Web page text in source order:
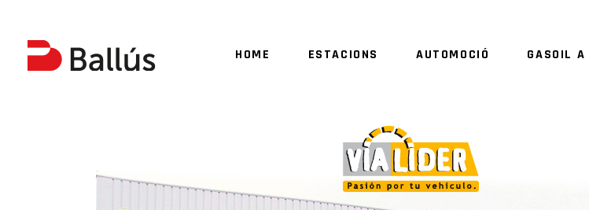
HOME ESTACIONS AUTOMOCIÓ GASOIL